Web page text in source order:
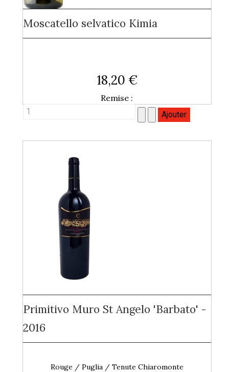
Moscatello selvatico Kimia
18,20 €
Remise :
Primitivo Muro St Angelo 'Barbato' -
2016
Rouge / Puglia / Tenute Chiaromonte